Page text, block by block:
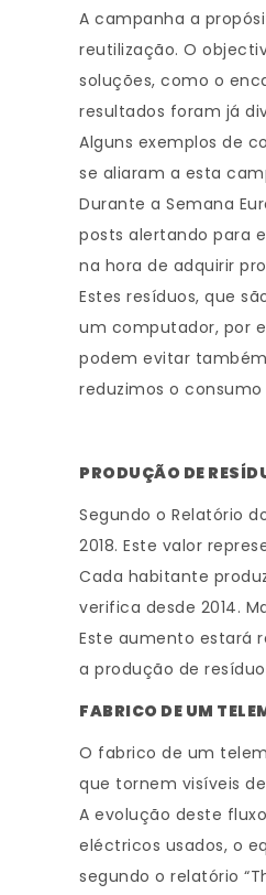
A campanha a
reutilização. O
soluções, como o
resultados foram já
Alguns exemplos de
se aliaram a esta
Durante a Semana
posts alertando para
na hora de adquirir
Estes resíduos, que
um computador, por
podem evitar
reduzimos o
PRODUÇÃO DE
Segundo o Relatório
2018. Este valor
Cada habitante
verifica desde 2014.
Este aumento estará
a produção de
FABRICO DE UM
O fabrico de um
que tornem visíveis
A evolução deste
eléctricos usados, o
segundo o relatório